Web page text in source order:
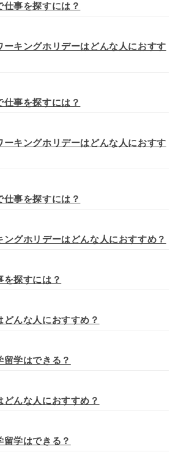
仕事を探すには？
ーキングホリデーはどんな人におすす
仕事を探すには？
ーキングホリデーはどんな人におすす
仕事を探すには？
ングホリデーはどんな人におすすめ？
を探すには？
どんな人におすすめ？
留学はできる？
どんな人におすすめ？
留学はできる？